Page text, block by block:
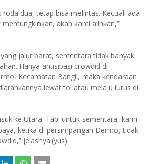
roda dua, tetap bisa melintas. Kecuali ada
akan kami alihkan,”
jalur barat, sementara tidak banyak
Hanya antisipasi crowdid di
Kecamatan Bangil, maka kendaraan
lewat tol atau melaju lurus di
ke Utara. Tapi untuk sementara, kami
ketika di persimpangan Dermo, tidak
jelasnya.(yus)